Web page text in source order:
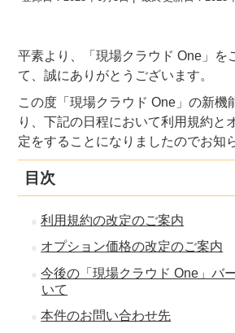
平素より、「現場クラウド One」を
て、誠にありがとうございます。
この度「現場クラウド One」の新機
り、下記の日程において利用規約と
定をすることになりましたのでお知
目次
利用規約の改定のご案内
オプション価格の改定のご案内
今後の「現場クラウド One」バ
いて
本件のお問い合わせ先